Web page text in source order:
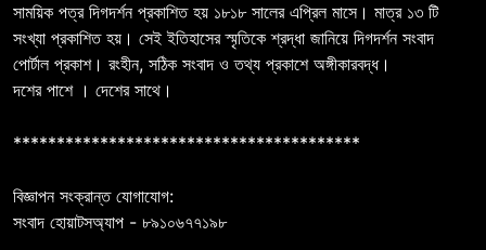
সাময়িক পত্র দিগদর্শন প্রকাশিত হয় ১৮১৮ সালের এপ্রিল মাসে। মাত্র ১৩ টি
সংখ্যা প্রকাশিত হয়। সেই ইতিহাসের স্মৃতিকে শ্রদ্ধা জানিয়ে দিগদর্শন সংবাদ
পোর্টাল প্রকাশ। রংহীন, সঠিক সংবাদ ও তথ্য প্রকাশে অঙ্গীকারবদ্ধ।
দশের পাশে । দেশের সাথে।
****************************************
বিজ্ঞাপন সংক্রান্ত যোগাযোগ:
সংবাদ হোয়াটসঅ্যাপ - ৮৯১০৬৭৭১৯৮